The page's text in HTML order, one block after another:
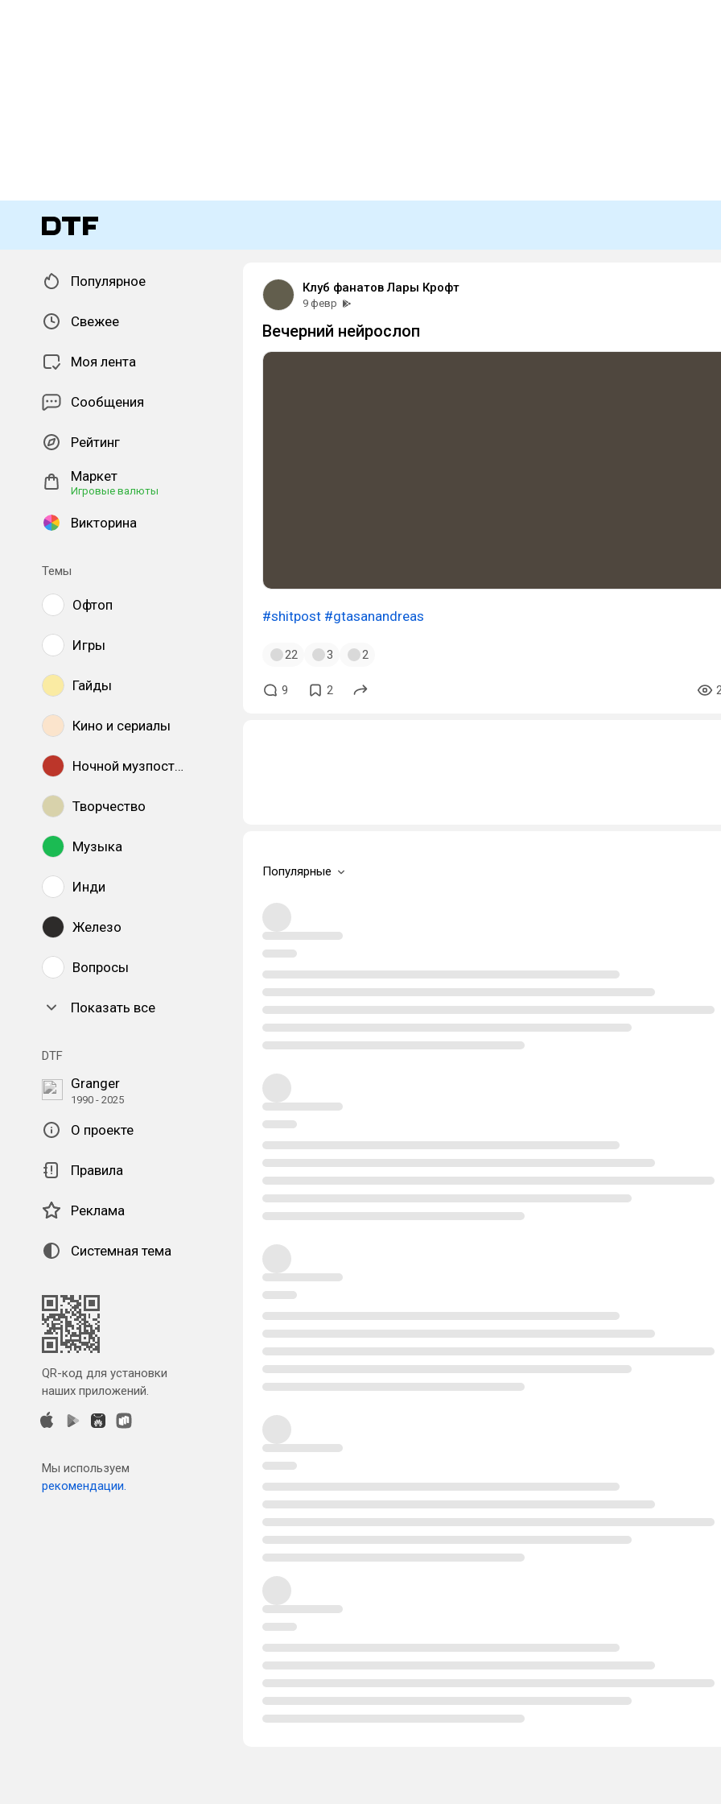
Популярное
Свежее
Моя лента
Сообщения
Рейтинг
Маркет
Игровые валюты
Викторина
Темы
Офтоп
Игры
Гайды
Кино и сериалы
Ночной музпостинг
Творчество
Музыка
Инди
Железо
Вопросы
Показать все
DTF
Granger
1990 - 2025
О проекте
Правила
Реклама
Системная тема
QR-код для установки
наших приложений.
Мы используем
рекомендации.
Клуб фанатов Лары Крофт
9 февр
Вечерний нейрослоп
#shitpost #gtasanandreas
22 3 2
9 2
Популярные